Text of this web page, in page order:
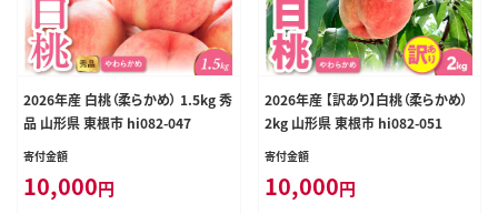
2026年産 白桃（柔らかめ） 1.5kg 秀
品 山形県 東根市 hi082-047
寄付金額
10,000円
2026年産 【訳あり】白桃（柔らかめ）
2kg 山形県 東根市 hi082-051
寄付金額
10,000円